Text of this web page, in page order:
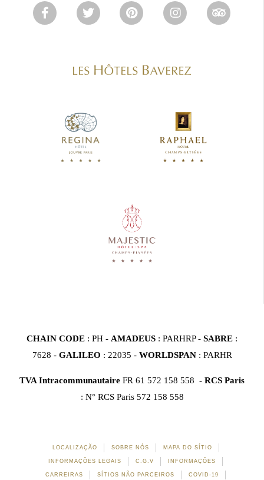
CHAIN CODE : PH - AMADEUS : PARHRP - SABRE :
7628 - GALILEO : 22035 - WORLDSPAN : PARHR
TVA Intracommunautaire FR 61 572 158 558 - RCS Paris
: N° RCS Paris 572 158 558
LOCALIZAÇÃO SOBRE NÓS MAPA DO SÍTIO
INFORMAÇÕES LEGAIS C.G.V INFORMAÇÕES
CARREIRAS SÍTIOS NÃO PARCEIROS COVID-19